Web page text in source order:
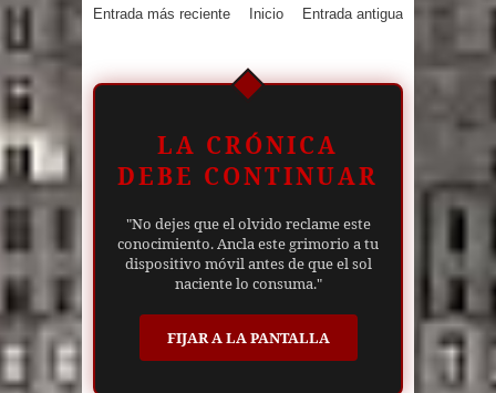
Entrada más reciente Entrada antigua
Inicio
LA CRÓNICA
DEBE CONTINUAR
"No dejes que el olvido reclame este
conocimiento. Ancla este grimorio a tu
dispositivo móvil antes de que el sol
naciente lo consuma."
FIJAR A LA PANTALLA